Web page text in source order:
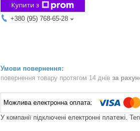
Купити з
+380 (95) 768-65-28
повернення товару протягом 14 днів за
У компанії підключені електронні платежі.